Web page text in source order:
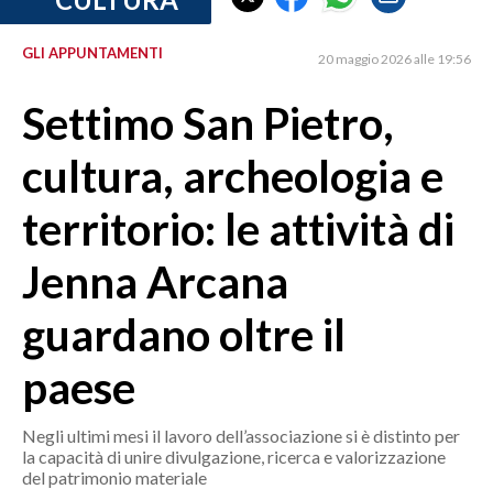
MEDIO CAMPIDANO
ORISTANO E PROVINCIA
SASSARI E PROVINCIA
GALLURA
NUORO E PROVINCIA
OGLIASTRA
AGENDA
CRONACA
MONDO
GLI APPUNTAMENTI 20 maggio 2026 alle 19:56
Settimo San Pietro,
cultura, archeologia e
territorio: le attività di
Jenna Arcana
guardano oltre il
paese
Negli ultimi mesi il lavoro dell’associazione si è distinto per
la capacità di unire divulgazione, ricerca e valorizzazione
del patrimonio materiale